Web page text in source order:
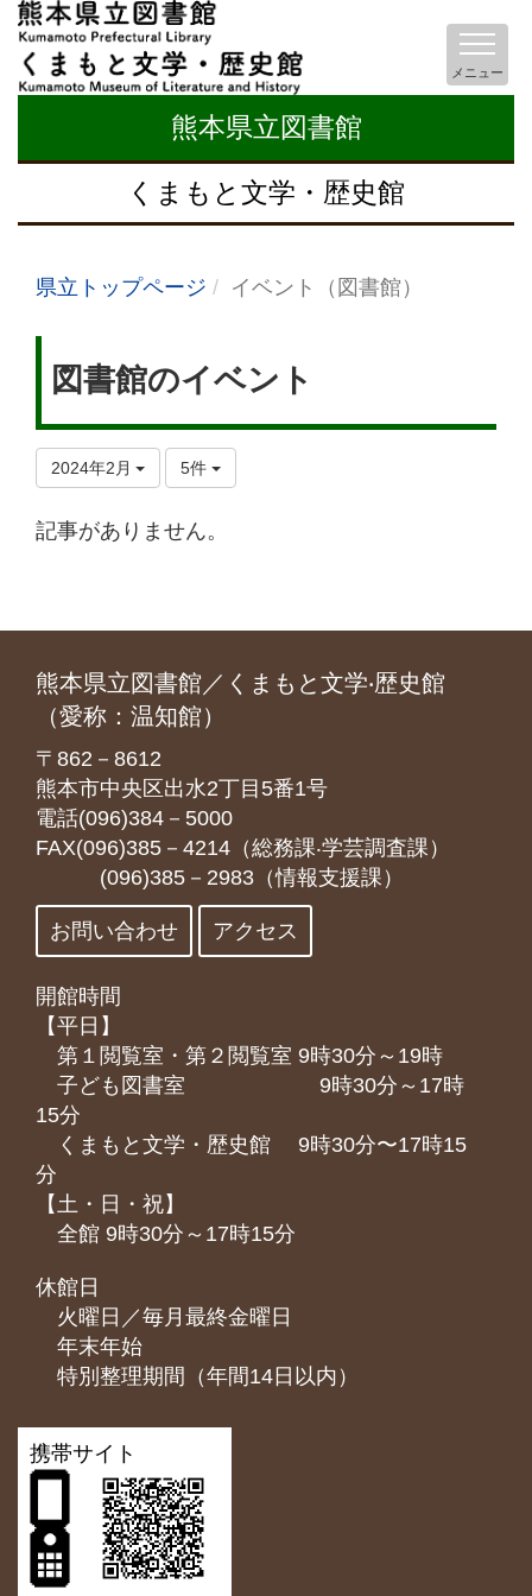
熊本県立図書館
くまもと文学・歴史館
メニュー
県立トップページ イベント（図書館）
図書館のイベント
2024年2月 5件
記事がありません。
熊本県立図書館／くまもと文学‧歴史館
（愛称：温知館）
〒862－8612
熊本市中央区出水2丁目5番1号
電話(096)384－5000
FAX(096)385－4214（総務課‧学芸調査課）
(096)385－2983（情報支援課）
お問い合わせ アクセス
開館時間
【平日】
第１閲覧室・第２閲覧室 9時30分～19時
子ども図書室 9時30分～17時
15分
くまもと⽂学・歴史館 9時30分〜17時15
分
【土・日・祝】
全館 9時30分～17時15分
休館日
火曜日／毎月最終金曜日
年末年始
特別整理期間（年間14日以内）
携帯サイト